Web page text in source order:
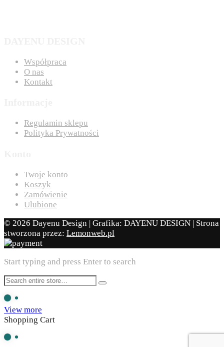
Współpraca
O nas
Kontakt
Regulamin sklepu
Polityka Prywatności
Twoje konto
Koszyk
Zamówienie
Ulubione
© 2026 Dayenu Design | Grafika: DAYENU DESIGN | Strona
stworzona przez: Lemonweb.pl
Start typing and press Enter to search
View more
Shopping Cart